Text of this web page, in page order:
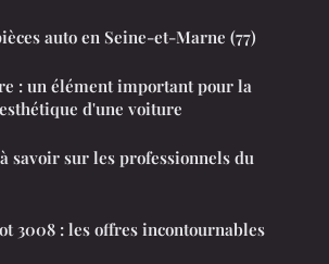
auto en Seine-et-Marne (77)
: un élément important pour la
d'une voiture
savoir sur les professionnels du
3008 : les offres incontournables